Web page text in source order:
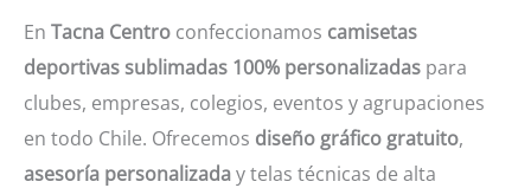
En Tacna Centro confeccionamos camisetas
deportivas sublimadas 100% personalizadas para
clubes, empresas, colegios, eventos y agrupaciones
en todo Chile. Ofrecemos diseño gráfico gratuito,
asesoría personalizaday telas técnicas de alta